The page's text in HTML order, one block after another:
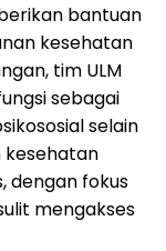
bantuan
kesehatan
tim ULM
sebagai
selain
kesehatan
dengan fokus
mengakses